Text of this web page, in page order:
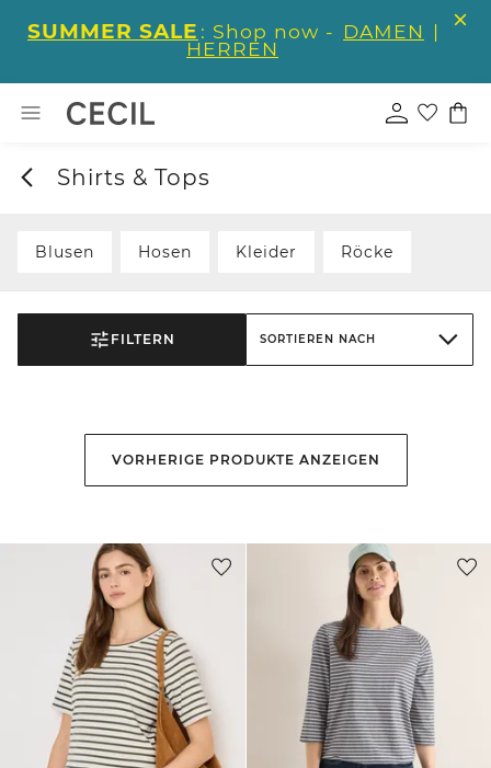
SUMMER SALE : Shop now - DAMEN |
HERREN
Shirts & Tops
Blusen Hosen Kleider Röcke
FILTERN SORTIEREN NACH
VORHERIGE PRODUKTE ANZEIGEN